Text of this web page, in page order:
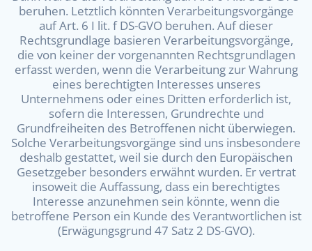
beruhen. Letztlich könnten Verarbeitungsvorgänge
auf Art. 6 I lit. f DS-GVO beruhen. Auf dieser
Rechtsgrundlage basieren Verarbeitungsvorgänge,
die von keiner der vorgenannten Rechtsgrundlagen
erfasst werden, wenn die Verarbeitung zur Wahrung
eines berechtigten Interesses unseres
Unternehmens oder eines Dritten erforderlich ist,
sofern die Interessen, Grundrechte und
Grundfreiheiten des Betroffenen nicht überwiegen.
Solche Verarbeitungsvorgänge sind uns insbesondere
deshalb gestattet, weil sie durch den Europäischen
Gesetzgeber besonders erwähnt wurden. Er vertrat
insoweit die Auffassung, dass ein berechtigtes
Interesse anzunehmen sein könnte, wenn die
betroffene Person ein Kunde des Verantwortlichen ist
(Erwägungsgrund 47 Satz 2 DS-GVO).